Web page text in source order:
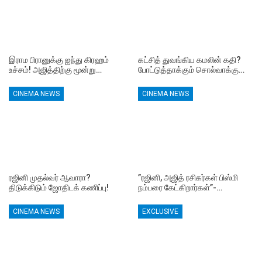
இராம பிரானுக்கு ஐந்து கிரஹம்
உச்சம்! அஜித்திற்கு மூன்று…
கட்சித் துவங்கிய கமலின் கதி?
போட்டுத்தாக்கும் சொல்வாக்கு…
CINEMA NEWS
ரஜினி முதல்வர் ஆவாரா?
திடுக்கிடும் ஜோதிடக் கணிப்பு!
CINEMA NEWS
”ரஜினி, அஜித் ரசிகர்கள் பிஸ்மி
நம்பரை கேட்கிறார்கள்”-…
CINEMA NEWS EXCLUSIVE